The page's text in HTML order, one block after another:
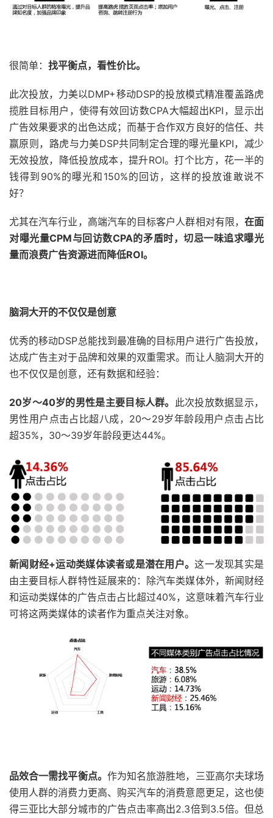
很简单： 找平衡点，看性价比。
此次投放，力美以DMP+移动DSP的投放模式精准覆盖路虎
揽胜目标用户，使得有效回访数CPA大幅超出KPI，显示出
广告效果要求的出色达成；而基于合作双方良好的信任、共
赢原则，路虎与力美DSP共同制定合理的曝光量KPI，减少
无效投放，降低投放成本，提升ROI。打个比方，花一半的
钱得到90%的曝光和150%的回访，这样的投放谁敢说不
好？
尤其在汽车行业，高端汽车的目标客户人群相对有限， 在面
对曝光量CPM与回访数CPA的矛盾时，切忌一味追求曝光
量而浪费广告资源进而降低ROI。
脑洞大开的不仅仅是创意
优秀的移动DSP总能找到最准确的目标用户进行广告投放，
达成广告主对于品牌和效果的双重需求。而让人脑洞大开的
也不仅仅是创意，还有数据和经验：
20岁～40岁的男性是主要目标人群。 此次投放数据显示，
男性用户点击占比超八成，20～29岁年龄段用户点击占比
超35%，30～39岁年龄段更达44%。
新闻财经+运动类媒体读者或是潜在用户。这一发现其实是
由主要目标人群特性延展来的：除汽车类媒体外，新闻财经
和运动类媒体的广告点击占比超过40%，这意味着汽车行业
可将这两类媒体的读者作为重点关注对象。
品效合一需找平衡点。 作为知名旅游胜地，三亚高尔夫球场
使用人群的消费力更高、购买汽车的消费意愿更足，这也使
得三亚比大部分城市的广告点击率高出2.3倍到3.5倍。但总